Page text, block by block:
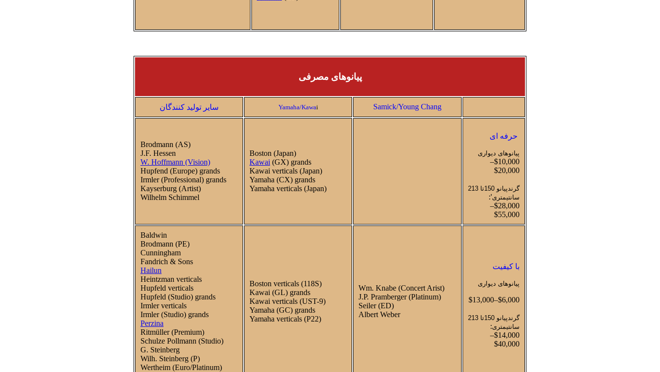
پیانو‌های مصرفی
Samick/Young Chang
Yamaha/Kawai سایر تولید کنندگان
حرفه ای
پیانوهای دیواری
$10,000–
$20,000
گرندپیانو 150تا 213
سانتیمتری':
$28,000–
$55,000
Boston (Japan)
Kawai (GX) grands
Kawai verticals (Japan)
Yamaha (CX) grands
Yamaha verticals (Japan)
Brodmann (AS)
J.F. Hessen
W. Hoffmann (Vision)
Hupfend (Europe) grands
Irmler (Professional) grands
Kayserburg (Artist)
Wilhelm Schimmel
با کیفیت
پیانوهای دیواری
$6,000–$13,000
گرندپیانو 150تا 213
سانتیمتری:
$14,000–
$40,000
Wm. Knabe (Concert Arist)
J.P. Pramberger (Platinum)
Seiler (ED)
Albert Weber
Boston verticals (118S)
Kawai (GL) grands
Kawai verticals (UST-9)
Yamaha (GC) grands
Yamaha verticals (P22)
Baldwin
Brodmann (PE)
Cunningham
Fandrich & Sons
Hailun
Heintzman verticals
Hupfeld verticals
Hupfeld (Studio) grands
Irmler verticals
Irmler (Studio) grands
Perzina
Ritmüller (Premium)
Schulze Pollmann (Studio)
G. Steinberg
Wilh. Steinberg (P)
Wertheim (Euro/Platinum)